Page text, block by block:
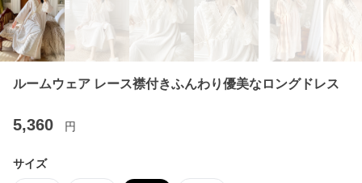
ルームウェア レース襟付きふんわり優美なロングドレス
5,360 円
サイズ